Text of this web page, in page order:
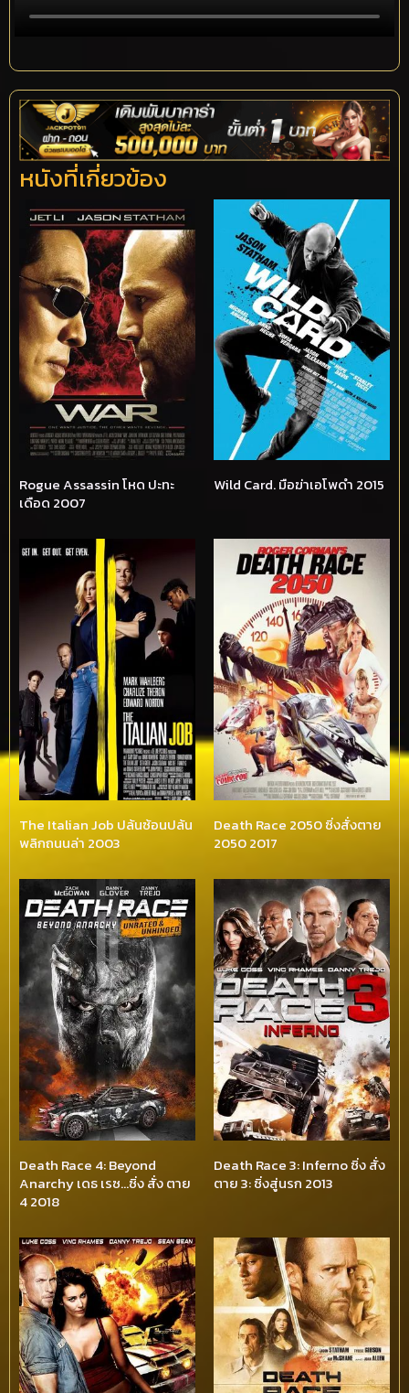
หนังที่เกี่ยวข้อง
Rogue Assassin โหด ปะทะ
เดือด 2007
Wild Card. มือฆ่าเอโพดำ 2015
The Italian Job ปล้นซ้อนปล้น
พลิกถนนล่า 2003
Death Race 2050 ซิ่งสั่งตาย
2050 2017
Death Race 4: Beyond
Anarchy เดธ เรซ…ซิ่ง สั่ง ตาย
4 2018
Death Race 3: Inferno ซิ่ง สั่ง
ตาย 3: ซิ่งสู่นรก 2013